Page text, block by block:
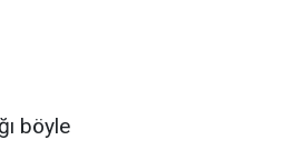
böyle